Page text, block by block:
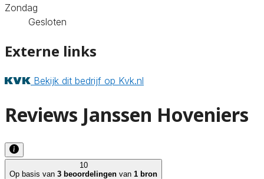
Zondag
Gesloten
Externe links
Bekijk dit bedrijf op Kvk.nl
Reviews Janssen Hoveniers
10
Op basis van 3 beoordelingen van 1 bron